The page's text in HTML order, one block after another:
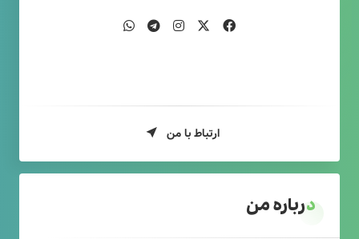
ارتباط با من
درباره من